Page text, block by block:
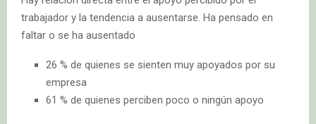
trabajador y la tendencia a ausentarse. Ha pensado en
faltar o se ha ausentado
26 % de quienes se sienten muy apoyados por su
empresa
61 % de quienes perciben poco o ningún apoyo